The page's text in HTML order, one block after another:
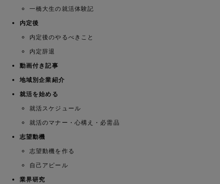
一橋大生の就活体験記
内定後
内定後のやるべきこと
内定辞退
動画付き記事
地域別企業紹介
就活を始める
就活スケジュール
就活のマナー・心構え・必需品
志望動機
志望動機を作る
自己アピール
業界研究